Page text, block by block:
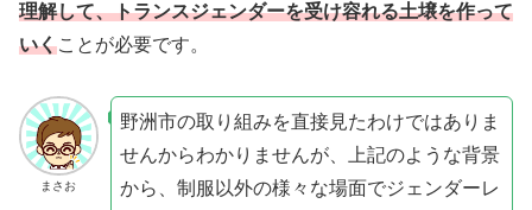
理解して、トランスジェンダーを受け容れる土壌を作って
いくことが必要です。
まさお
野洲市の取り組みを直接見たわけではありま
せんからわかりませんが、上記のような背景
から、制服以外の様々な場面でジェンダーレ